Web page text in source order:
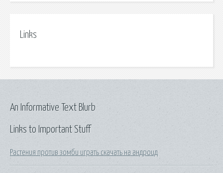
Links
Links to Important Stuff
Растения против зомби играть скачать на андроид
An Informative Text Blurb